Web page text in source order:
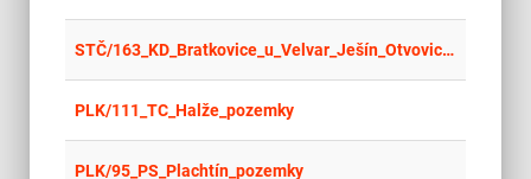
STČ/163_KD_Bratkovice_u_Velvar_Ješín_Otvovice_pozemky
PLK/111_TC_Halže_pozemky
PLK/95_PS_Plachtín_pozemky